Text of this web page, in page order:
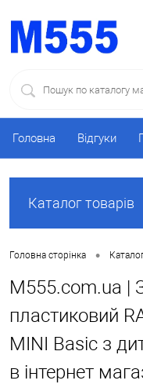
Головна Відгуки
Каталог товарів
Головна сторінка •
M555.com.ua |
пластиковий
MINI Basic з
в інтернет